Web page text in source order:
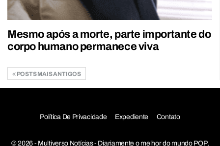
Mesmo após a morte, parte importante do
corpo humano permanece viva
POSTS MAIS ANTIGOS
Política De Privacidade Expediente Contato
© 2026 - Multiverso Notícias - Diariamente o melhor do mundo POP,